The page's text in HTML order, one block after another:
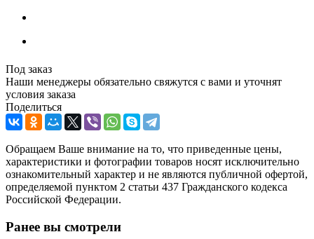
Под заказ
Наши менеджеры обязательно свяжутся с вами и уточнят
условия заказа
Поделиться
Обращаем Ваше внимание на то, что приведенные цены,
характеристики и фотографии товаров носят исключительно
ознакомительный характер и не являются публичной офертой,
определяемой пунктом 2 статьи 437 Гражданского кодекса
Российской Федерации.
Ранее вы смотрели